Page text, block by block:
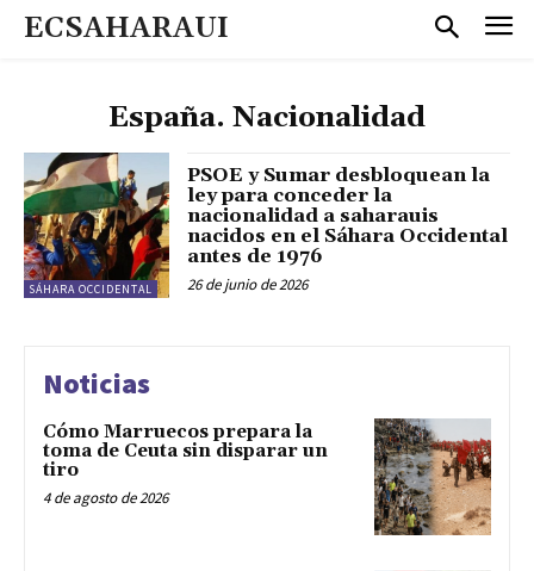
ECSAHARAUI
España. Nacionalidad
SÁHARA OCCIDENTAL
PSOE y Sumar desbloquean la
ley para conceder la
nacionalidad a saharauis
nacidos en el Sáhara Occidental
antes de 1976
26 de junio de 2026
Noticias
Cómo Marruecos prepara la
toma de Ceuta sin disparar un
tiro
4 de agosto de 2026